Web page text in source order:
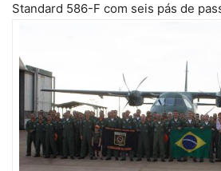
Standard 586-F com seis pás de